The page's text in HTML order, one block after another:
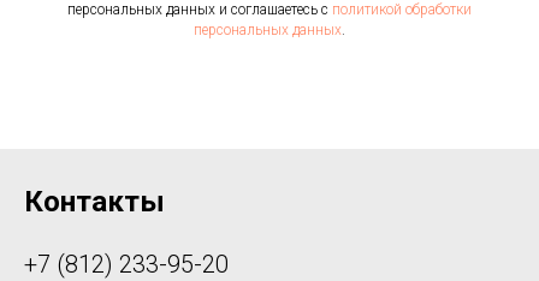
персональных данных и соглашаетесь c политикой обработки
персональных данных.
Контакты
+7 (812) 233-95-20